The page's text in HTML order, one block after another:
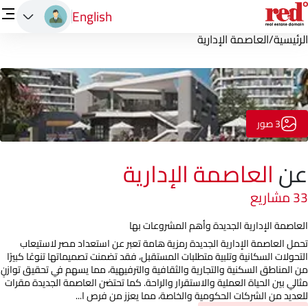
English
الرئيسية/العاصمة الإدارية
3 صور
عنالعاصمة الإدارية
33 مشاريع
العاصمة الإدارية الجديدة وأهم المشروعات بها
تحمل العاصمة الإدارية الجديدة رمزية هامة تعبر عن استعداد مصر لاستيعاب
التحولات السكانية وتلبية متطلبات المستقبل، فقد تضمنت تصميماتها تنوعًا كبيرًا
من المناطق السكنية والتجارية والثقافية والترفيهية، مما يسهم في تحقيق توازنٍ
مثالي بين الحياة العملية والاستقرار والراحة. كما تحتضن العاصمة الجديدة مقرات
للعديد من الشركات الحكومية والخاصة، مما يعزز من فرص ا...